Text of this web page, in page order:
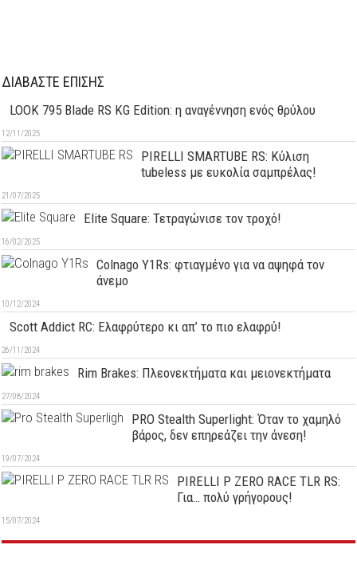
ΔΙΑΒΑΣΤΕ ΕΠΙΣΗΣ
LOOK 795 Blade RS KG Edition: η αναγέννηση ενός θρύλου
12/11/2025
PIRELLI SMARTUBE RS: Κύλιση
tubeless με ευκολία σαμπρέλας!
21/07/2025
Elite Square: Τετραγώνισε τον τροχό!
16/02/2025
Colnago Y1Rs: φτιαγμένο για να αψηφά τον
άνεμο
10/12/2024
Scott Addict RC: Ελαφρύτερο κι απ’ το πιο ελαφρύ!
26/11/2024
Rim Brakes: Πλεονεκτήματα και μειονεκτήματα
27/08/2024
PRO Stealth Superlight: Όταν το χαμηλό
βάρος, δεν επηρεάζει την άνεση!
19/07/2024
PIRELLI P ZERO RACE TLR RS:
Για… πολύ γρήγορους!
15/07/2024